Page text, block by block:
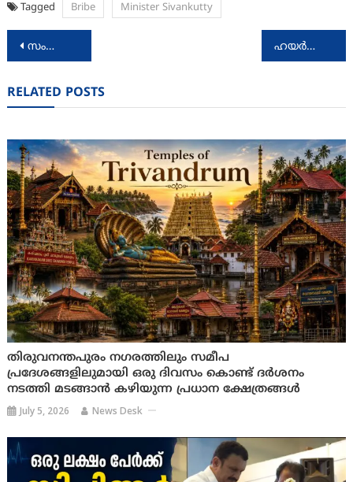
Tagged Bribe Minister Sivankutty
Post
സംസ്ഥാന വ്യാപകമായി അരിപ്പൊടി നിര്‍മ്മാണ യൂണിറ്റുകളില്‍ മിന്നല്‍ പരിശോധന ഹയര്‍സെക്കണ്ടറി പ്ലസ് വണ്‍ പ്രവേശനം : വേക്കന്‍സി സീറ്റുകളിലെ പ്രവേശനം
RELATED POSTS
തിരുവനന്തപുരം നഗരത്തിലും സമീപ
പ്രദേശങ്ങളിലുമായി ഒരു ദിവസം കൊണ്ട് ദർശനം
നടത്തി മടങ്ങാൻ കഴിയുന്ന പ്രധാന ക്ഷേത്രങ്ങൾ
July 5, 2026 News Desk